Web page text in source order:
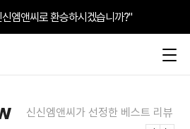
엠앤씨로 환승하시겠습니까?"
내 매장,
신신엠앤씨가 선정한 베스트 리뷰